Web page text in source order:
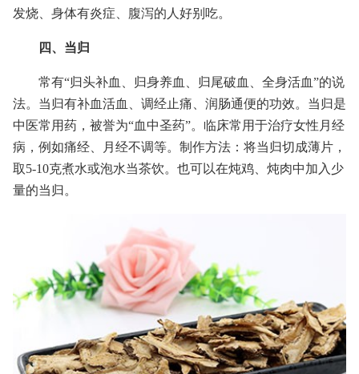
发烧、身体有炎症、腹泻的人好别吃。
四、当归
常有“归头补血、归身养血、归尾破血、全身活血”的说
法。当归有补血活血、调经止痛、润肠通便的功效。当归是
中医常用药，被誉为“血中圣药”。临床常用于治疗女性月经
病，例如痛经、月经不调等。制作方法：将当归切成薄片，
取5-10克煮水或泡水当茶饮。也可以在炖鸡、炖肉中加入少
量的当归。